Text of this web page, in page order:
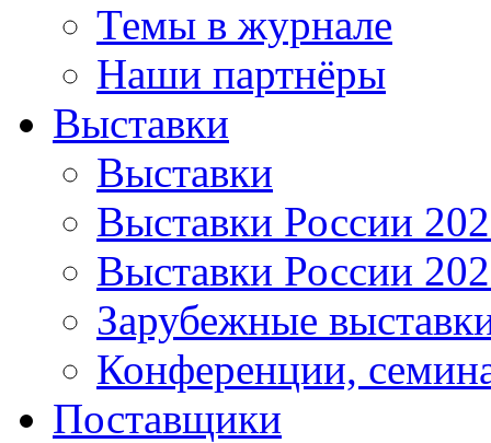
Темы в журнале
Наши партнёры
Выставки
Выставки
Выставки России
Выставки России
Зарубежные
Конференции,
Поставщики